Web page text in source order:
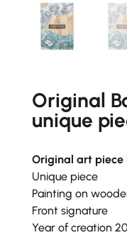
Original
unique
Original art piece
Unique piece
Painting on
Front signature
Year of creation